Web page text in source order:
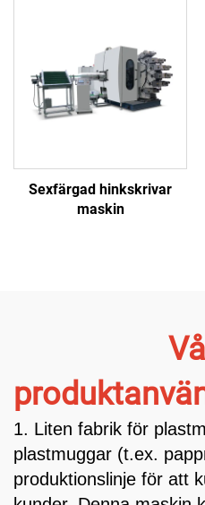
Sexfärgad hinkskrivar
maskin
1. Liten fabrik för
plastmuggar (t.ex.
produktionslinje för att